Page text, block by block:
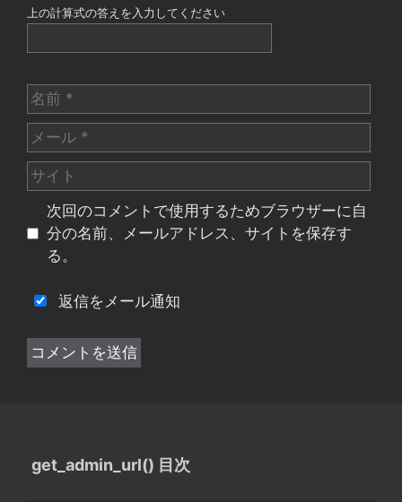
上の計算式の答えを入力してください
名
前
メ
ー
ル
サ
イ
次回のコメントで使用するためブラウザーに自
分の名前、メールアドレス、サイトを保存す
る。
返信をメール通知
get_admin_url() 目次